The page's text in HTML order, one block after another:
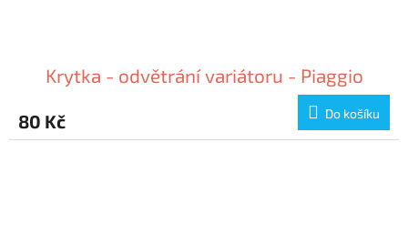
Krytka - odvětrání variátoru - Piaggio
80 Kč Do košíku